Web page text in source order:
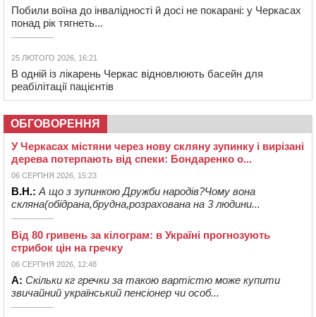
Побили воїна до інвалідності й досі не покарані: у Черкасах
понад рік тягнеть...
25 ЛЮТОГО 2026, 16:21
В одній із лікарень Черкас відновлюють басейн для
реабілітації пацієнтів
ОБГОВОРЕННЯ
У Черкасах містяни через нову скляну зупинку і вирізані
дерева потерпають від спеки: Бондаренко о...
06 СЕРПНЯ 2026, 15:23
В.Н.: А що з зупинкою Дружби народів?Чому вона
скляна(обідрана,брудна,розрахована на 3 людини...
Від 80 гривень за кілограм: в Україні прогнозують
стрибок цін на гречку
06 СЕРПНЯ 2026, 12:48
А: Скільки кг гречки за такою вартістю може купити
звичайний український пенсіонер чи особ...